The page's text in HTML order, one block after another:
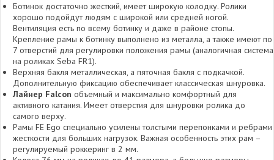
Ботинок достаточно жесткий, имеет широкую колодку. Ролики
хорошо подойдут людям с широкой или средней ногой.
Вентиляция есть по всему ботинку и даже в районе стопы.
Крепление рамы к ботинку выполнено из металла, а также имеют по
7 отверстий для регулировки положения рамы (аналогичная система
на роликах Seba FR1).
Верхняя бакля металлическая, а пяточная бакля с подкачкой.
Дополнительную фиксацию обеспечивает классическая шнуровка.
Лайнер Falcon объемный и максимально комфортный для
активного катания. Имеет отверстия для шнуровки ролика до
самого верху.
Рамы FE Ego специально усилены толстыми перепонками и ребрами
жесткости для больших нагрузок. Важная особенность этих рам –
регулируемый роккеринг в 2 мм.